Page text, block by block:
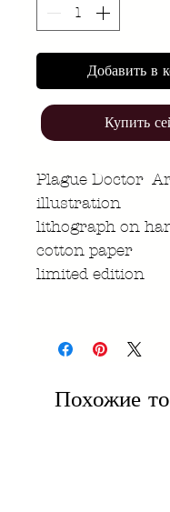
Добавить в
Купить
Plague Doctor
illustration
lithograph on
cotton paper
limited edition
Похожие